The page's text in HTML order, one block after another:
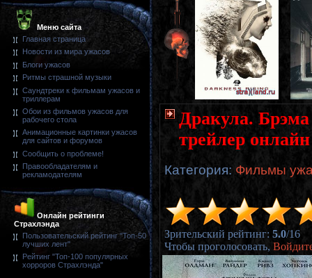
Меню сайта
Главная страница
Новости из мира ужасов
Блоги ужасов
Ритмы страшной музыки
Саундтреки к фильмам ужасов и
триллерам
Обои из фильмов ужасов для
рабочего стола
Анимационные картинки ужасов
для сайтов и форумов
Сообщить о проблеме!
Правообладателям и
рекламодателям
Онлайн рейтинги
Страхлэнда
Пользовательский рейтинг "Топ-50
лучших лент"
Рейтинг "Топ-100 популярных
хорроров Страхлэнда"
Дракула.
трейлер
Категория: Фильмы
Зрительский рейтинг: 5.0/16
Чтобы проголосовать,